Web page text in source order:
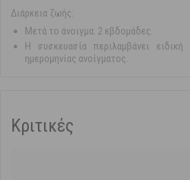
Διάρκεια ζωής:
Μετά το άνοιγμα: 2 εβδομάδες.
Η συσκευασία περιλαμβάνει
ημερομηνίας ανοίγματος.
Κριτικές